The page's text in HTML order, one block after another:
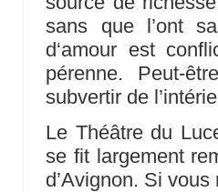
sans que l’ont
d‘amour est
pérenne. Peut-
subvertir de
Le Théâtre du
se fit largement
d’Avignon. Si